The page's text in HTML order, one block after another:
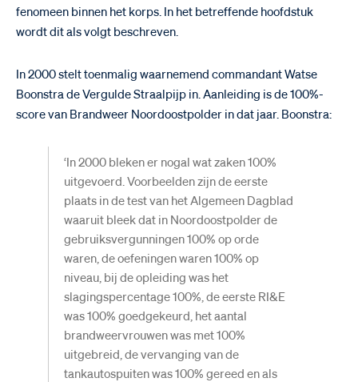
fenomeen binnen het korps. In het betreffende hoofdstuk
wordt dit als volgt beschreven.
In 2000 stelt toenmalig waarnemend commandant Watse
Boonstra de Vergulde Straalpijp in. Aanleiding is de 100%-
score van Brandweer Noordoostpolder in dat jaar. Boonstra:
‘In 2000 bleken er nogal wat zaken 100%
uitgevoerd. Voorbeelden zijn de eerste
plaats in de test van het Algemeen Dagblad
waaruit bleek dat in Noordoostpolder de
gebruiksvergunningen 100% op orde
waren, de oefeningen waren 100% op
niveau, bij de opleiding was het
slagingspercentage 100%, de eerste RI&E
was 100% goedgekeurd, het aantal
brandweervrouwen was met 100%
uitgebreid, de vervanging van de
tankautospuiten was 100% gereed en als